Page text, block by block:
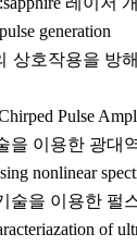
generation
상호작용을 방
Pulse
을 이용한 광대
nonlinear
술을 이용한 펄
of